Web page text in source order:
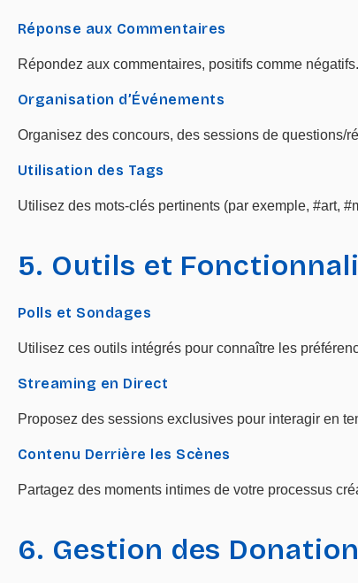
Réponse aux Commentaires
Répondez aux commentaires, positifs comme
Organisation d’Événements
Organisez des concours, des sessions de questions/
Utilisation des Tags
Utilisez des mots-clés pertinents (par exemple, #art,
5. Outils et
Polls et Sondages
Utilisez ces outils intégrés pour connaître les
Streaming en Direct
Proposez des sessions exclusives pour interagir en
Contenu Derrière les Scènes
Partagez des moments intimes de votre processus
6. Gestion des